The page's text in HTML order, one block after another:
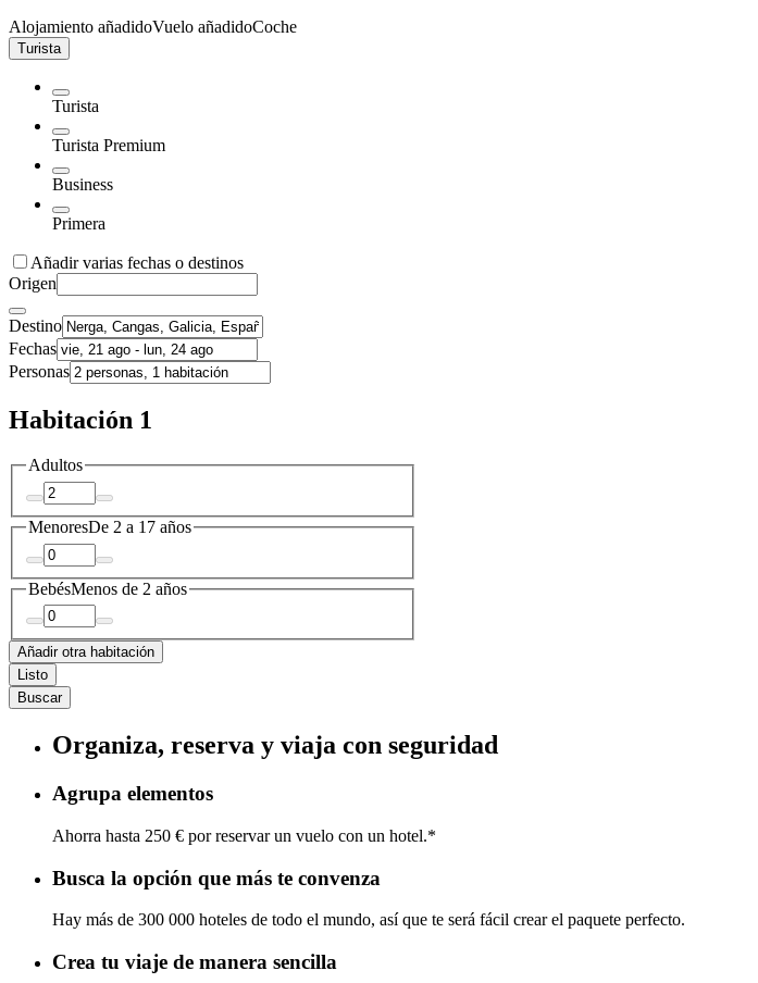
Alojamiento añadidoVuelo añadidoCoche
Turista
Turista
Turista Premium
Business
Primera
Añadir varias fechas o destinos
Origen
Destino
Fechas
Personas
Habitación 1
Adultos
MenoresDe 2 a 17 años
BebésMenos de 2 años
Añadir otra habitación
Listo
Buscar
Organiza, reserva y viaja con seguridad
Agrupa elementos
Ahorra hasta 250 € por reservar un vuelo con un hotel.*
Busca la opción que más te convenza
Hay más de 300 000 hoteles de todo el mundo, así que te será fácil crear el paquete perfecto.
Crea tu viaje de manera sencilla